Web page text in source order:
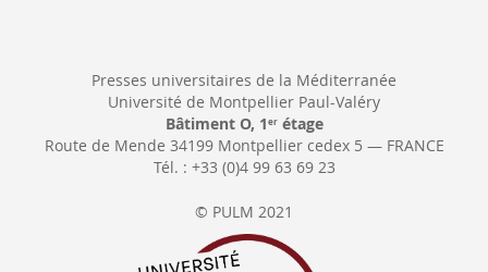
Presses universitaires de la Méditerranée
Université de Montpellier Paul-Valéry
Bâtiment O, 1 erétage
Route de Mende 34199 Montpellier cedex 5 — FRANCE
Tél. : +33 (0)4 99 63 69 23
© PULM 2021